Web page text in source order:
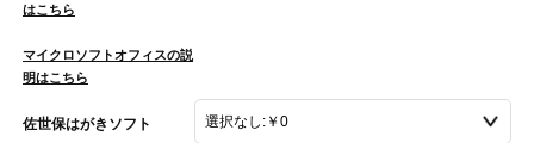
はこちら
マイクロソフトオフィスの説
明はこちら
佐世保はがきソフト